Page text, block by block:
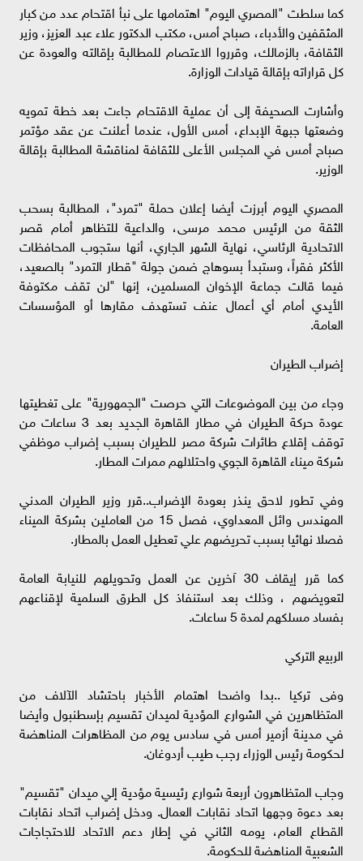
كما سلطت "المصري اليوم" اهتمامها على نبأ اقتحام عدد من كبار
المثقفين والأدباء، صباح أمس، مكتب الدكتور علاء عبد العزيز، وزير
الثقافة، بالزمالك، وقرروا الاعتصام للمطالبة بإقالته والعودة عن
كل قراراته بإقالة قيادات الوزارة.
وأشارت الصحيفة إلى أن عملية الاقتحام جاءت بعد خطة تمويه
وضعتها جبهة الإبداع، أمس الأول، عندما أعلنت عن عقد مؤتمر
صباح أمس في المجلس الأعلى للثقافة لمناقشة المطالبة بإقالة
الوزير.
المصري اليوم أبرزت أيضا إعلان حملة "تمرد"، المطالبة بسحب
الثقة من الرئيس محمد مرسى، والداعية للتظاهر أمام قصر
الاتحادية الرئاسي، نهاية الشهر الجاري، أنها ستجوب المحافظات
الأكثر فقراً، وستبدأ بسوهاج ضمن جولة "قطار التمرد" بالصعيد،
فيما قالت جماعة الإخوان المسلمين، إنها "لن تقف مكتوفة
الأيدي أمام أي أعمال عنف تستهدف مقارها أو المؤسسات
العامة.
إضراب الطيران
وجاء من بين الموضوعات التي حرصت "الجمهورية" على تغطيتها
عودة حركة الطيران في مطار القاهرة الجديد بعد 3 ساعات من
توقف إقلاع طائرات شركة مصر للطيران بسبب إضراب موظفي
شركة ميناء القاهرة الجوي واحتلالهم ممرات المطار.
وفي تطور لاحق ينذر بعودة الإضراب..قرر وزير الطيران المدني
المهندس وائل المعداوي، فصل 15 من العاملين بشركة الميناء
فصلا نهائيا بسبب تحريضهم علي تعطيل العمل بالمطار.
كما قرر إيقاف 30 آخرين عن العمل وتحويلهم للنيابة العامة
لتعويضهم ، وذلك بعد استنفاذ كل الطرق السلمية لإقناعهم
بفساد مسلكهم لمدة 5 ساعات.
الربيع التركي
وفى تركيا ..بدا واضحا اهتمام الأخبار باحتشاد الآلاف من
المتظاهرين في الشوارع المؤدية لميدان تقسيم بإسطنبول وأيضا
في مدينة أزمير أمس في سادس يوم من المظاهرات المناهضة
لحكومة رئيس الوزراء رجب طيب أردوغان.
وجاب المتظاهرون أربعة شوارع رئيسية مؤدية إلي ميدان "تقسيم"
بعد دعوة وجهها اتحاد نقابات العمال. ودخل إضراب اتحاد نقابات
القطاع العام، يومه الثاني في إطار دعم الاتحاد للاحتجاجات
الشعبية المناهضة للحكومة.